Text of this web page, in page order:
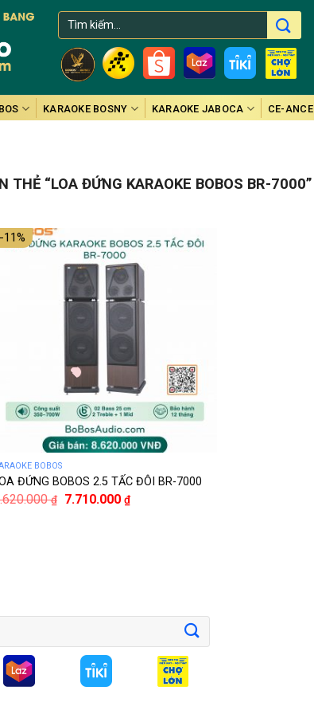
Tìm
kiếm:
KARAOKE BOSNY KARAOKE JABOCA CE-ANCE
THẺ “LOA ĐỨNG KARAOKE BOBOS BR-7000”
-11%
BOBOS
ĐỨNG BOBOS 2.5 TẤC ĐÔI BR-7000
₫ 7.710.000 ₫